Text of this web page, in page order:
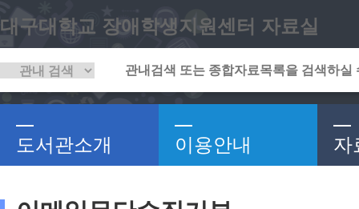
대구대학교 장애학생지원센터 자료실
도서관소개 이용안내 자